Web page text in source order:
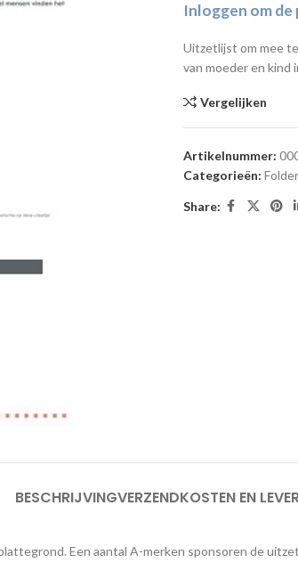
Inloggen om de
Uitzetlijst om mee
van moeder en kind
Vergelijken
Artikelnummer:
Categorieën:
Share:
BESCHRIJVINGVERZENDKOSTEN EN
Een aantal A-merken sponsoren de